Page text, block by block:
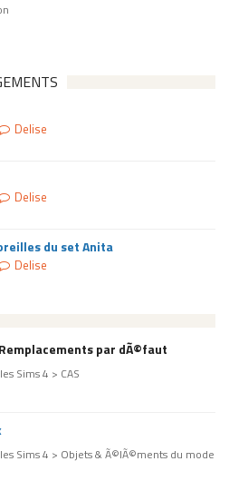
Delise
Delise
du set Anita
Delise
par dÃ©faut
Sims 4 > CAS
Sims 4 > Objets & Ã©lÃ©ments du mode